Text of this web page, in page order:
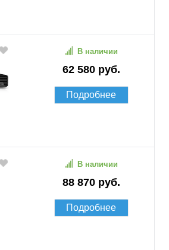
62 580 руб.
В наличии
Подробнее
88 870 руб.
В наличии
Подробнее